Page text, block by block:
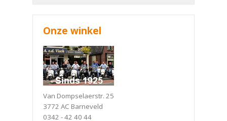
Onze winkel
Van Dompselaerstr. 25
3772 AC Barneveld
0342 - 42 40 44